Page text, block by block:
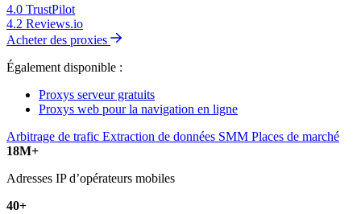
4.0 TrustPilot
4.2 Reviews.io
Acheter des proxies
Également disponible :
Proxys serveur gratuits
Proxys web pour la navigation en ligne
Arbitrage de trafic Extraction de données SMM Places de marché
18M+
Adresses IP d’opérateurs mobiles
40+